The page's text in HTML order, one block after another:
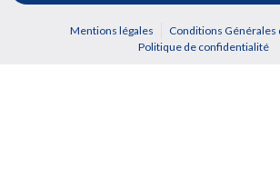
Mentions légales
Conditions Générales
Politique de confidentialité